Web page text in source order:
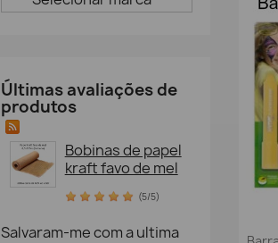
Últimas avaliações de
produtos
Bobinas de papel
kraft favo de mel
(5/5)
Salvaram-me com a ultima